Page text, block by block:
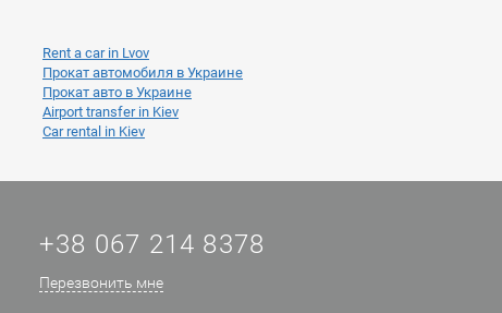
Rent a car in Lvov
Прокат автомобиля в Украине
Прокат авто в Украине
Airport transfer in Kiev
Car rental in Kiev
+38 067 214 8378
Перезвонить мне